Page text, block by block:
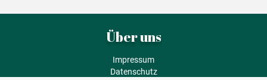
Über uns
Impressum
Datenschutz